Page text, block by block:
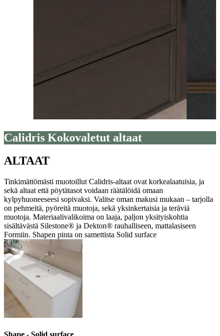
Calidris Kokovaletut altaat
ALTAAT
Tinkimättömästi muotoillut Calidris-altaat ovat korkealaatuisia, ja
sekä altaat että pöytätasot voidaan räätälöidä omaan
kylpyhuoneeseesi sopivaksi. Valitse oman makusi mukaan – tarjolla
on pehmeitä, pyöreitä muotoja, sekä yksinkertaisia ja teräviä
muotoja. Materiaalivalikoima on laaja, paljon yksityiskohtia
sisältävästä Silestone® ja Dekton® rauhalliseen, mattalasiseen
Formiin. Shapen pinta on samettista Solid surface